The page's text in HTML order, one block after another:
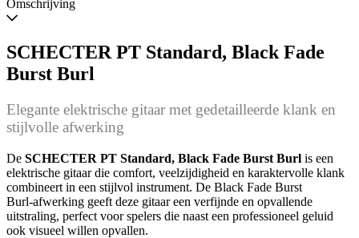
Omschrijving
SCHECTER PT Standard, Black Fade
Burst Burl
Elegante elektrische gitaar met gedetailleerde klank en
stijlvolle afwerking
De SCHECTER PT Standard, Black Fade Burst Burl is een
elektrische gitaar die comfort, veelzijdigheid en karaktervolle klank
combineert in een stijlvol instrument. De Black Fade Burst
Burl‑afwerking geeft deze gitaar een verfijnde en opvallende
uitstraling, perfect voor spelers die naast een professioneel geluid
ook visueel willen opvallen.